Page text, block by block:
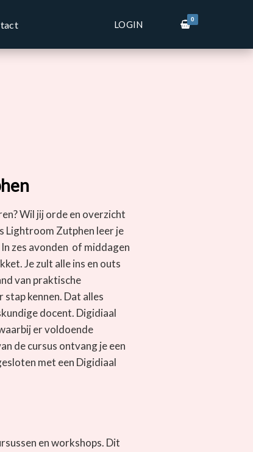
LOGIN 0
Wil jij orde en overzicht
Lightroom Zutphen leer je
zes avonden of middagen
Je zult alle ins en outs
van praktische
kennen. Dat alles
docent. Digidiaal
er voldoende
de cursus ontvang je een
met een Digidiaal
en workshops. Dit